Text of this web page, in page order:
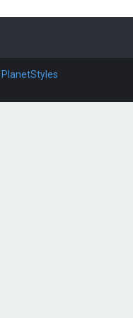
PlanetStyles